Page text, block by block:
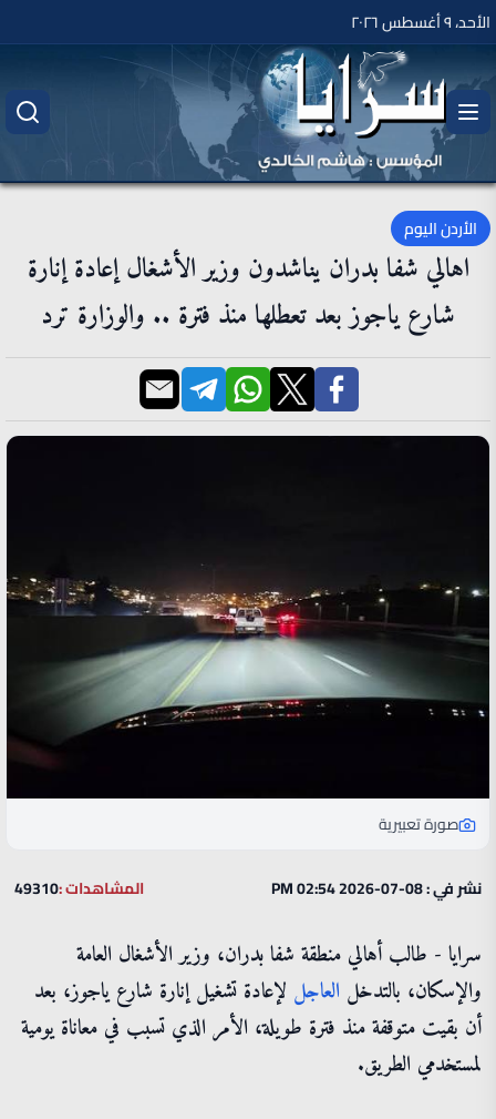
الأحد، ٩ أغسطس ٢٠٢٦
الأردن اليوم
اهالي شفا بدران يناشدون وزير الأشغال إعادة إنارة
شارع ياجوز بعد تعطلها منذ فترة .. والوزارة ترد
صورة تعبيرية
نشر في : 08-07-2026 02:54 PM المشاهدات :49310
سرايا - طالب أهالي منطقة شفا بدران، وزير الأشغال العامة
والإسكان، بالتدخل العاجل لإعادة تشغيل إنارة شارع ياجوز، بعد
أن بقيت متوقفة منذ فترة طويلة، الأمر الذي تسبب في معاناة يومية
لمستخدمي الطريق.